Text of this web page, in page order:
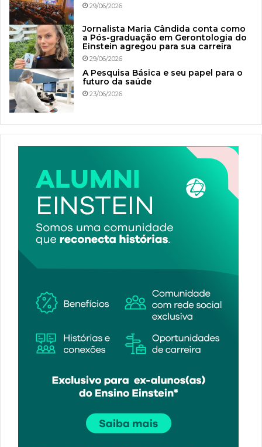
29/06/2026
Jornalista Maria Cândida conta como
a Pós-graduação em Gerontologia do
Einstein agregou para sua carreira
29/06/2026
A Pesquisa Básica e seu papel para o
futuro da saúde
23/06/2026